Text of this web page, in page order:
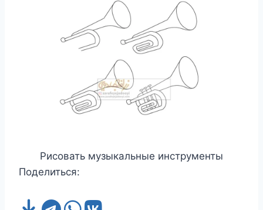
Рисовать музыкальные инструменты
Поделиться: